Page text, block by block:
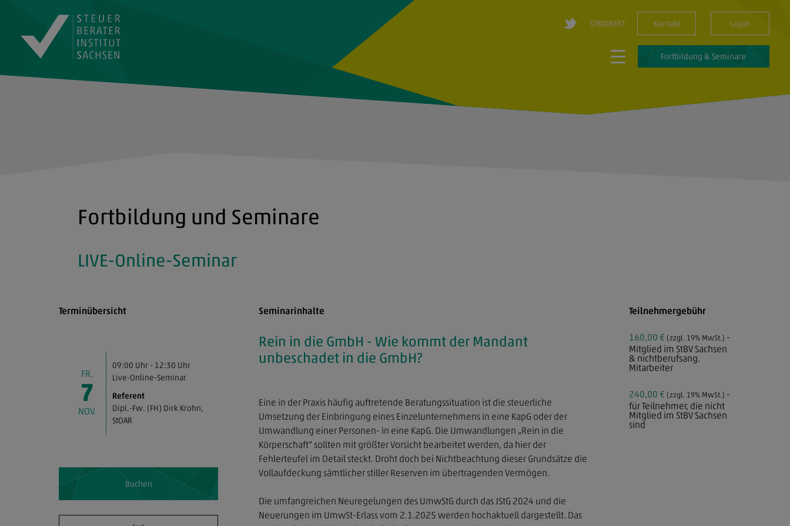
Der Verband
Fortbildung & Seminare
Service
Kontakt
STBDIREKT Kontakt Login
Fortbildung & Seminare
Fortbildung und Seminare
LIVE-Online-Seminar
Seminarinhalte
Rein in die GmbH - Wie kommt der Mandant
unbeschadet in die GmbH?
Eine in der Praxis häufig auftretende Beratungssituation ist die steuerliche
Umsetzung der Einbringung eines Einzelunternehmens in eine KapG oder der
Umwandlung einer Personen- in eine KapG. Die Umwandlungen „Rein in die
Körperschaft“ sollten mit größter Vorsicht bearbeitet werden, da hier der
Fehlerteufel im Detail steckt. Droht doch bei Nichtbeachtung dieser Grundsätze die
Vollaufdeckung sämtlicher stiller Reserven im übertragenden Vermögen.
Die umfangreichen Neuregelungen des UmwStG durch das JStG 2024 und die
Neuerungen im UmwSt-Erlass vom 2.1.2025 werden hochaktuell dargestellt. Das
Terminübersicht
FR.
7
NOV.
09:00 Uhr - 12:30 Uhr
Live-Online-Seminar
Referent
Dipl.-Fw. (FH) Dirk Krohn,
StOAR
Buchen
Teilnehmergebühr
160,00 € (zzgl. 19% MwSt.) -
Mitglied im StBV Sachsen
& nichtberufsang.
Mitarbeiter
240,00 € (zzgl. 19% MwSt.) -
für Teilnehmer, die nicht
Mitglied im StBV Sachsen
sind